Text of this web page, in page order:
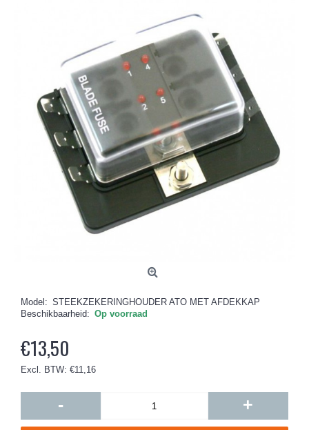
Model: STEEKZEKERINGHOUDER ATO MET AFDEKKAP
Beschikbaarheid: Op voorraad
€13,50
Excl. BTW: €11,16
- +